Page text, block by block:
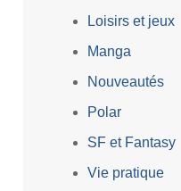
Loisirs et jeux
Manga
Nouveautés
Polar
SF et Fantasy
Vie pratique